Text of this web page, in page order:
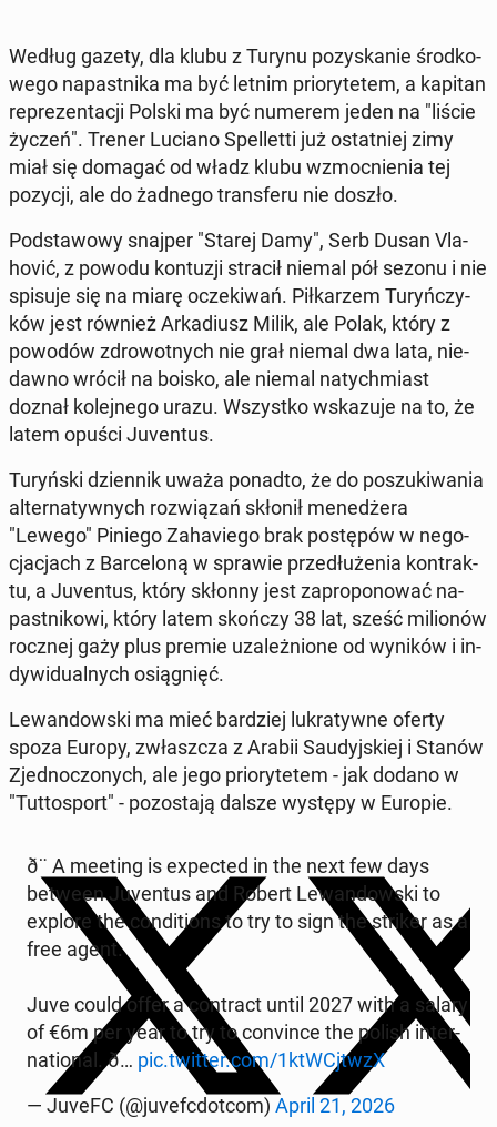
Według gazety, dla klubu z Turynu po­zy­ska­nie środ­ko­
we­go na­past­ni­ka ma być letnim prio­ry­te­tem, a kapitan
re­pre­zen­ta­cji Polski ma być numerem jeden na "liście
życzeń". Trener Luciano Spel­let­ti już ostat­niej zimy
miał się domagać od władz klubu wzmoc­nie­nia tej
pozycji, ale do żadnego trans­fe­ru nie doszło.
Pod­sta­wo­wy snajper "Starej Damy", Serb Dusan Vla­
ho­vić, z powodu kon­tu­zji stracił niemal pół sezonu i nie
spisuje się na miarę ocze­ki­wań. Pił­ka­rzem Tu­ryń­czy­
ków jest również Ar­ka­diusz Milik, ale Polak, który z
powodów zdro­wot­nych nie grał niemal dwa lata, nie­
daw­no wrócił na boisko, ale niemal na­tych­miast
doznał ko­lej­ne­go urazu. Wszyst­ko wska­zu­je na to, że
latem opuści Ju­ven­tus.
Tu­ryń­ski dzien­nik uważa ponadto, że do po­szu­ki­wa­nia
al­ter­na­tyw­nych roz­wią­zań skłonił me­ne­dże­ra
"Lewego" Piniego Za­ha­vie­go brak po­stę­pów w ne­go­
cja­cjach z Bar­ce­lo­ną w sprawie prze­dłu­że­nia kon­trak­
tu, a Ju­ven­tus, który skłonny jest za­pro­po­no­wać na­
past­ni­ko­wi, który latem skończy 38 lat, sześć mi­lio­nów
rocznej gaży plus premie uza­leż­nio­ne od wyników i in­
dy­wi­du­al­nych osią­gnięć.
Le­wan­dow­ski ma mieć bar­dziej lu­kra­tyw­ne oferty
spoza Europy, zwłasz­cza z Arabii Sau­dyj­skiej i Stanów
Zjed­no­czo­nych, ale jego prio­ry­te­tem - jak dodano w
"Tut­to­sport" - po­zo­sta­ją dalsze występy w Europie.
ð¨ A meeting is expec­ted in the next few days
between Ju­ven­tus and Robert Le­wan­dow­ski to
explore the con­di­tions to try to sign the striker as a
free agent.
Juve could offer a con­tract until 2027 with a salary
of €6m per year to try to co­nvin­ce the polish in­ter­
na­tio­nal. ð… pic.twitter.com/1ktW­Cj­twzX
— JuveFC (@ju­vefc­dot­com) April 21, 2026